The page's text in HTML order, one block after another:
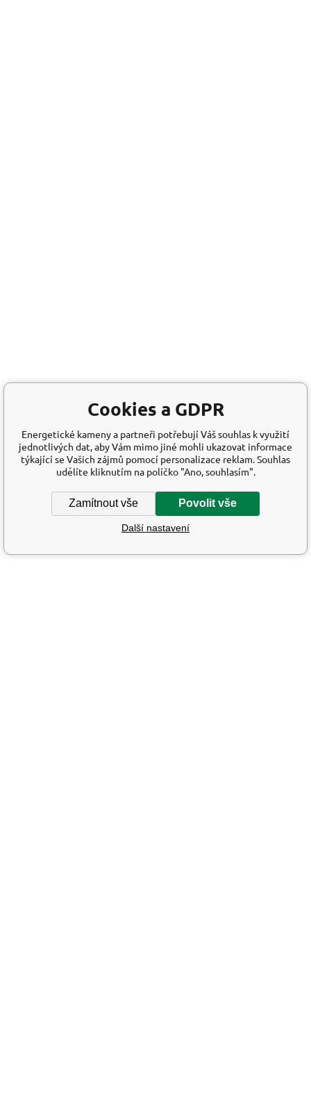
Cookies a GDPR
Energetické kameny a partneři potřebují Váš souhlas k využití
jednotlivých dat, aby Vám mimo jiné mohli ukazovat informace
týkající se Vašich zájmů pomocí personalizace reklam. Souhlas
udělíte kliknutím na políčko "Ano, souhlasím".
Zamítnout vše Povolit vše
Další nastavení